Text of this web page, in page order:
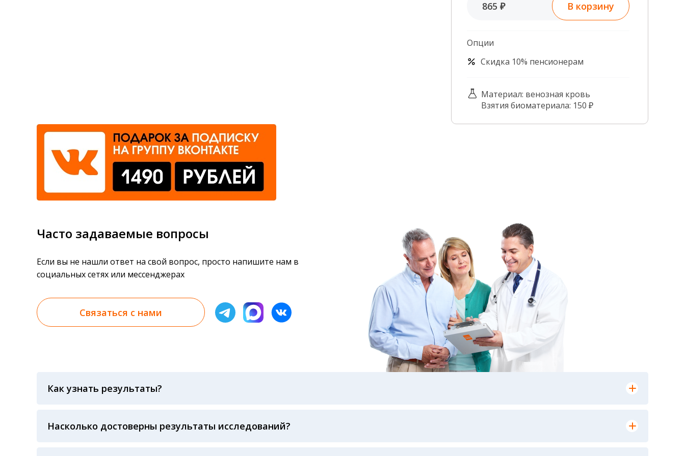
865 ₽ В корзину
Опции
Скидка 10% пенсионерам
Материал: венозная кровь
Взятия биоматериала: 150 ₽
Часто задаваемые вопросы
Если вы не нашли ответ на свой вопрос, просто напишите нам в
социальных сетях или мессенджерах
Связаться с нами
Как узнать результаты?
анализов при предъявлении паспорта или чека об оплате
Насколько достоверны результаты исследований?
Гарантия качества лабораторных тестов обеспечивается соблюдением международных стандартов выполнения лабораторных исследований и